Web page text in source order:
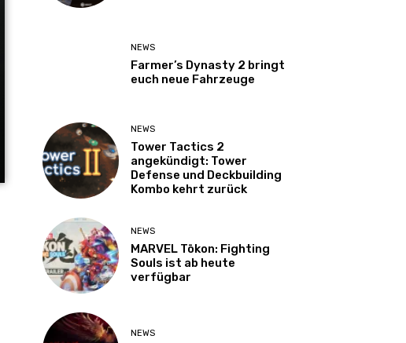
NEWS
Farmer’s Dynasty 2 bringt
euch neue Fahrzeuge
NEWS
Tower Tactics 2
angekündigt: Tower
Defense und Deckbuilding
Kombo kehrt zurück
NEWS
MARVEL Tōkon: Fighting
Souls ist ab heute
verfügbar
NEWS